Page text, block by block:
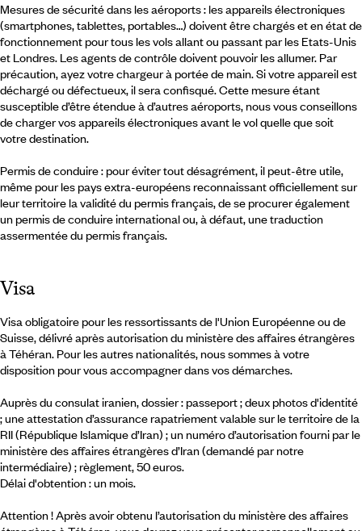
Mesures de sécurité dans les aéroports : les appareils électroniques
(smartphones, tablettes, portables…) doivent être chargés et en état de
fonctionnement pour tous les vols allant ou passant par les Etats-Unis
et Londres. Les agents de contrôle doivent pouvoir les allumer. Par
précaution, ayez votre chargeur à portée de main. Si votre appareil est
déchargé ou défectueux, il sera confisqué. Cette mesure étant
susceptible d’être étendue à d’autres aéroports, nous vous conseillons
de charger vos appareils électroniques avant le vol quelle que soit
votre destination.
Permis de conduire : pour éviter tout désagrément, il peut-être utile,
même pour les pays extra-européens reconnaissant officiellement sur
leur territoire la validité du permis français, de se procurer également
un permis de conduire international ou, à défaut, une traduction
assermentée du permis français.
Visa
Visa obligatoire pour les ressortissants de l'Union Européenne ou de
Suisse, délivré après autorisation du ministère des affaires étrangères
à Téhéran. Pour les autres nationalités, nous sommes à votre
disposition pour vous accompagner dans vos démarches.
Auprès du consulat iranien, dossier : passeport ; deux photos d'identité
; une attestation d’assurance rapatriement valable sur le territoire de la
RII (République Islamique d’Iran) ; un numéro d’autorisation fourni par le
ministère des affaires étrangères d’Iran (demandé par notre
intermédiaire) ; règlement, 50 euros.
Délai d'obtention : un mois.
Attention ! Après avoir obtenu l’autorisation du ministère des affaires